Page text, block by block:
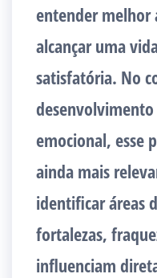
entender melhor
alcançar uma
satisfatória. No
desenvolvimento
emocional, esse
ainda mais
identificar áreas
fortalezas,
influenciam